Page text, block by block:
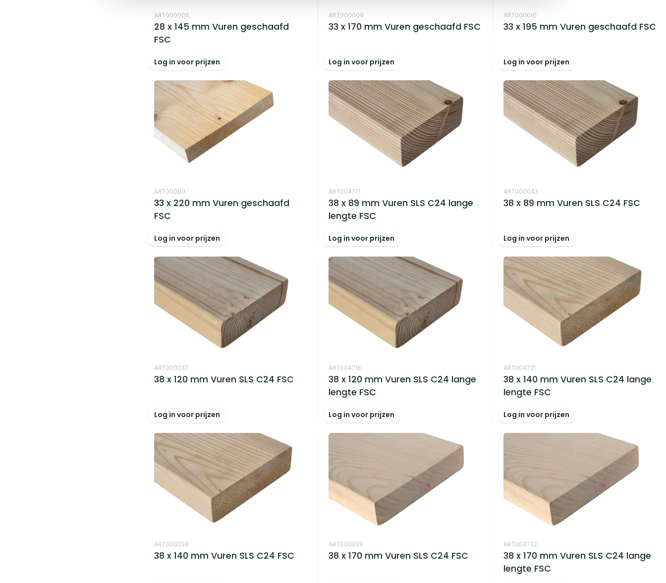
ART000006
28 x 145 mm Vuren geschaafd
FSC
Log in voor prijzen
ART000009
33 x 170 mm Vuren geschaafd FSC
Log in voor prijzen
ART000010
33 x 195 mm Vuren geschaafd FSC
Log in voor prijzen
ART000011
33 x 220 mm Vuren geschaafd
FSC
Log in voor prijzen
ART004717
38 x 89 mm Vuren SLS C24 lange
lengte FSC
Log in voor prijzen
ART000043
38 x 89 mm Vuren SLS C24 FSC
Log in voor prijzen
ART000037
38 x 120 mm Vuren SLS C24 FSC
Log in voor prijzen
ART004718
38 x 120 mm Vuren SLS C24 lange
lengte FSC
Log in voor prijzen
ART004721
38 x 140 mm Vuren SLS C24 lange
lengte FSC
Log in voor prijzen
ART000038
38 x 140 mm Vuren SLS C24 FSC
ART000039
38 x 170 mm Vuren SLS C24 FSC
ART004722
38 x 170 mm Vuren SLS C24 lange
lengte FSC